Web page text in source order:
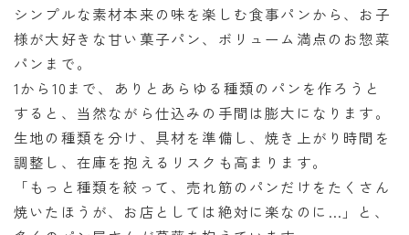
シンプルな素材本来の味を楽しむ食事パンから、お子
様が大好きな甘い菓子パン、ボリューム満点のお惣菜
パンまで。
1から10まで、ありとあらゆる種類のパンを作ろうと
すると、当然ながら仕込みの手間は膨大になります。
生地の種類を分け、具材を準備し、焼き上がり時間を
調整し、在庫を抱えるリスクも高まります。
「もっと種類を絞って、売れ筋のパンだけをたくさん
焼いたほうが、お店としては絶対に楽なのに…」と、